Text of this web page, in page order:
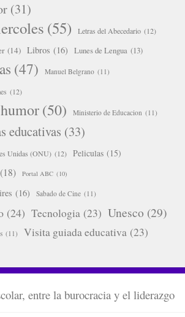
(31)
(55) Letras del Abecedario (12)
(14) Libros (16) Lunes de Lengua (13)
(47) Manuel Belgrano (11)
(12)
(50) Ministerio de Educacion (11)
educativas (33)
Unidas (ONU) (12) Peliculas (15)
(18) Portal ABC (10)
(16) Sabado de Cine (11)
(24) Tecnologia (23) Unesco (29)
(11) Visita guiada educativa (23)
entre la burocracia y el liderazgo